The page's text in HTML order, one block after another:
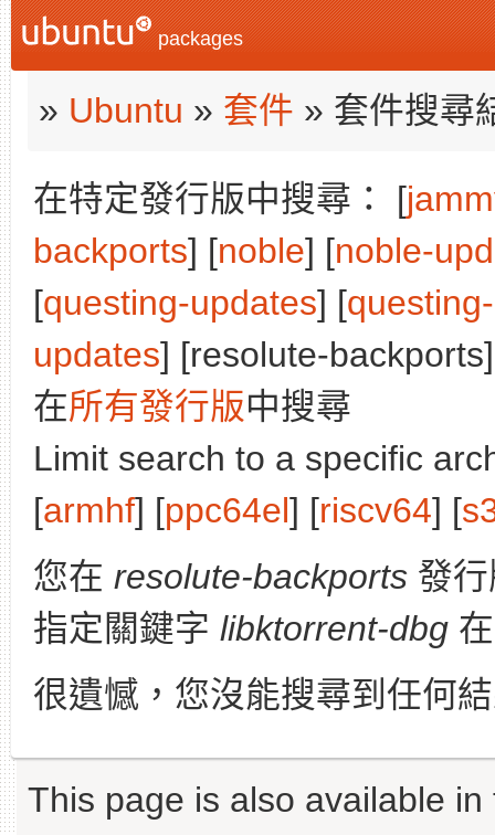
packages
» Ubuntu » 套件 » 套件搜尋
在特定發行版中搜尋： [
backports] [noble] [noble-
[questing-updates] [
updates] [resolute-
在所有發行版中搜尋
Limit search to a specific
[armhf] [ppc64el] [riscv64] [
您在 resolute-backports 發
指定關鍵字 libktorrent-dbg
很遺憾，您沒能搜尋到任何
This page is also available